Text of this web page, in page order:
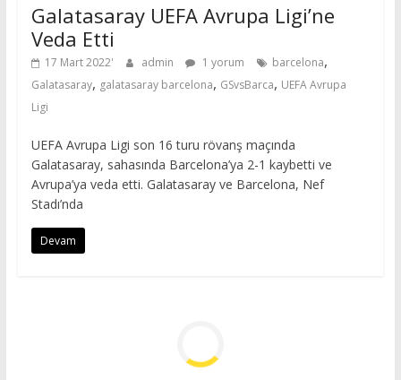
Galatasaray UEFA Avrupa Ligi’ne
Veda Etti
17 Mart 2022 admin 1 yorum barcelona,
Galatasaray, galatasaray barcelona, GSvsBarca, UEFA Avrupa
Ligi
UEFA Avrupa Ligi son 16 turu rövanş maçında
Galatasaray, sahasında Barcelona’ya 2-1 kaybetti ve
Avrupa’ya veda etti. Galatasaray ve Barcelona, Nef
Stadı’nda
Devam